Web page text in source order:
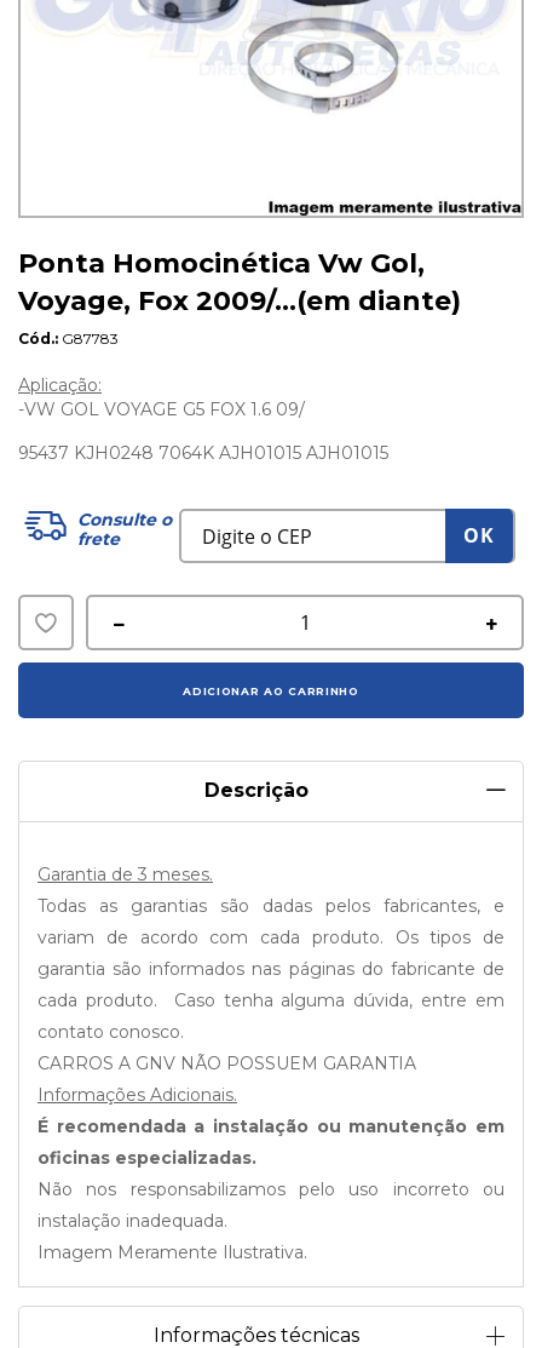
Ponta Homocinética Vw Gol,
Voyage, Fox 2009/...(em diante)
Cód. G87783
Aplicação:
-VW GOL VOYAGE G5 FOX 1.6 09/
95437 KJH0248 7064K AJH01015 AJH01015
Adicionar
ADICIONAR AO CARRINHO
Consulte o
frete
OK
Descrição
Garantia de 3 meses.
Todas as garantias são dadas pelos fabricantes, e
variam de acordo com cada produto. Os tipos de
garantia são informados nas páginas do fabricante de
cada produto. Caso tenha alguma dúvida, entre em
contato conosco.
CARROS A GNV NÃO POSSUEM GARANTIA
Informações Adicionais.
É recomendada a instalação ou manutenção em
oficinas especializadas.
Não nos responsabilizamos pelo uso incorreto ou
instalação inadequada.
Imagem Meramente Ilustrativa.
Informações técnicas